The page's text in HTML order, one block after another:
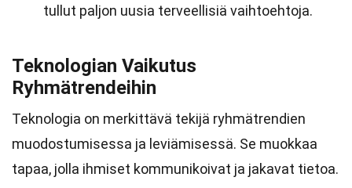
tullut paljon uusia terveellisiä vaihtoehtoja.
Teknologian Vaikutus
Ryhmätrendeihin
Teknologia on merkittävä tekijä ryhmätrendien
muodostumisessa ja leviämisessä. Se muokkaa
tapaa, jolla ihmiset kommunikoivat ja jakavat tietoa.